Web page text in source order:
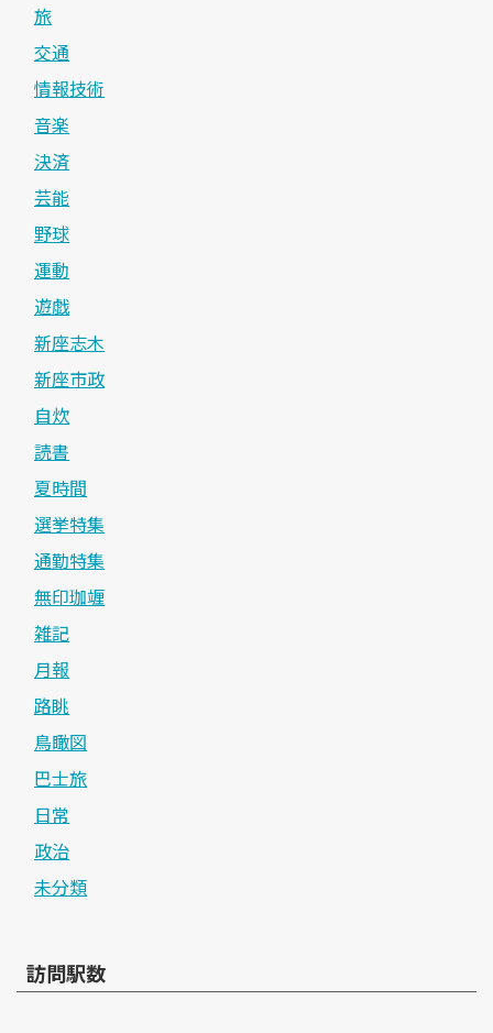
旅
交通
情報技術
音楽
決済
芸能
野球
運動
遊戯
新座志木
新座市政
自炊
読書
夏時間
選挙特集
通勤特集
無印珈竰
雑記
月報
路眺
鳥瞰図
巴士旅
日常
政治
未分類
訪問駅数